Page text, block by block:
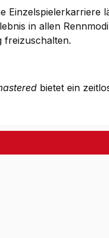
in allen
freizuschalten.
bietet ein